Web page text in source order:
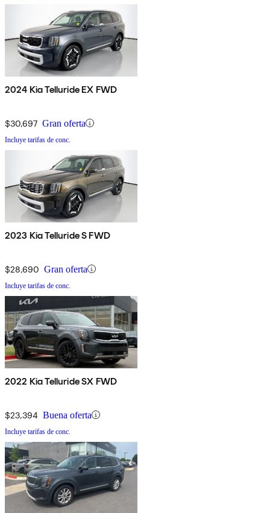
2024 Kia Telluride EX FWD
$30,697 Gran oferta
Incluye tarifas de conc.
2023 Kia Telluride S FWD
$28,690 Gran oferta
Incluye tarifas de conc.
2022 Kia Telluride SX FWD
$23,394 Buena oferta
Incluye tarifas de conc.